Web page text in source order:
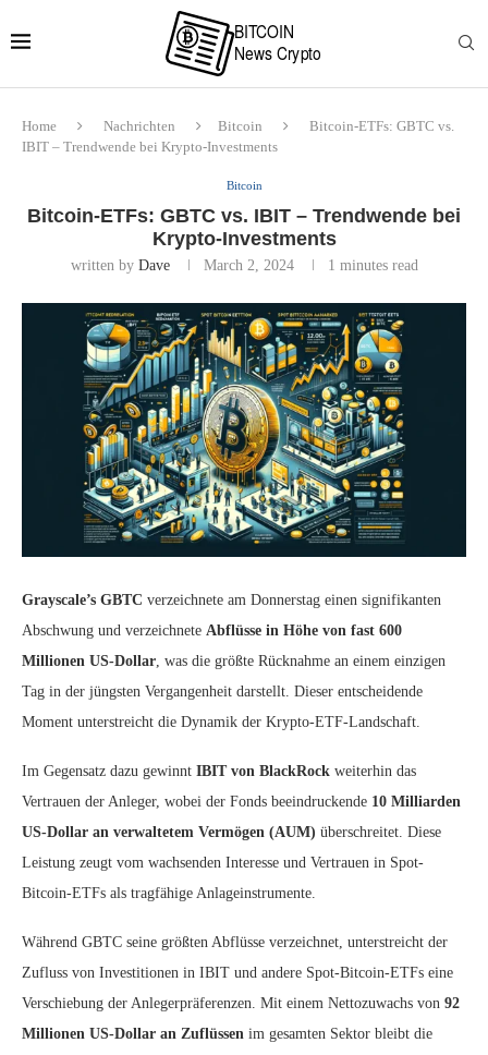
Home Nachrichten Bitcoin
Bitcoin-ETFs: GBTC vs.
IBIT – Trendwende bei Krypto-Investments
Bitcoin
Bitcoin-ETFs: GBTC vs. IBIT – Trendwende bei
Krypto-Investments
written by Dave March 2, 2024 1 minutes read
Grayscale’s GBTC verzeichnete am Donnerstag einen signifikanten
Abschwung und verzeichnete Abflüsse in Höhe von fast 600
Millionen US-Dollar , was die größte Rücknahme an einem einzigen
Tag in der jüngsten Vergangenheit darstellt. Dieser entscheidende
Moment unterstreicht die Dynamik der Krypto-ETF-Landschaft.
Im Gegensatz dazu gewinnt IBIT von BlackRock weiterhin das
Vertrauen der Anleger, wobei der Fonds beeindruckende 10 Milliarden
US-Dollar an verwaltetem Vermögen (AUM) überschreitet. Diese
Leistung zeugt vom wachsenden Interesse und Vertrauen in Spot-
Bitcoin-ETFs als tragfähige Anlageinstrumente.
Während GBTC seine größten Abflüsse verzeichnet, unterstreicht der
Zufluss von Investitionen in IBIT und andere Spot-Bitcoin-ETFs eine
Verschiebung der Anlegerpräferenzen. Mit einem Nettozuwachs von 92
Millionen US-Dollar an Zuflüssen im gesamten Sektor bleibt die